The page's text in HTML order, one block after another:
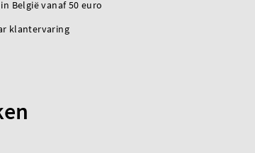
België vanaf 50 euro
klantervaring